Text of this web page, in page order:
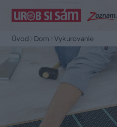
Úvod Dom Vykurovanie